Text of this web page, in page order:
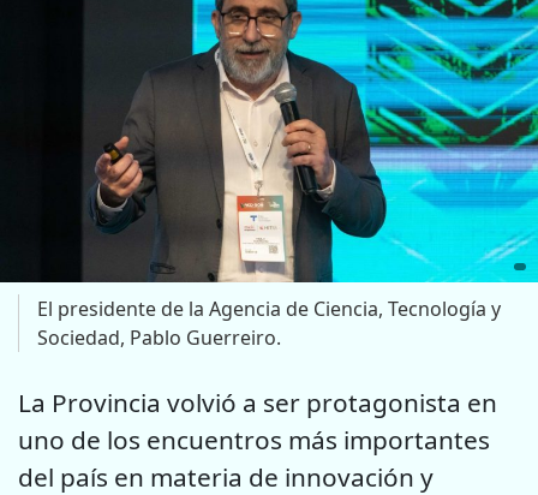
El presidente de la Agencia de Ciencia, Tecnología y
Sociedad, Pablo Guerreiro.
La Provincia volvió a ser protagonista en
uno de los encuentros más importantes
del país en materia de innovación y